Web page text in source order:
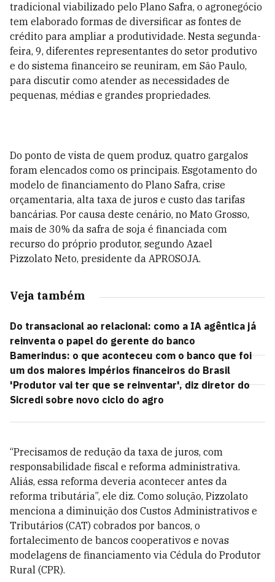
tradicional viabilizado pelo Plano Safra, o agronegócio
tem elaborado formas de diversificar as fontes de
crédito para ampliar a produtividade. Nesta segunda-
feira, 9, diferentes representantes do setor produtivo
e do sistema financeiro se reuniram, em São Paulo,
para discutir como atender as necessidades de
pequenas, médias e grandes propriedades.
Do ponto de vista de quem produz, quatro gargalos
foram elencados como os principais. Esgotamento do
modelo de financiamento do Plano Safra, crise
orçamentaria, alta taxa de juros e custo das tarifas
bancárias. Por causa deste cenário, no Mato Grosso,
mais de 30% da safra de soja é financiada com
recurso do próprio produtor, segundo Azael
Pizzolato Neto, presidente da APROSOJA.
Veja também
Do transacional ao relacional: como a IA agêntica já
reinventa o papel do gerente do banco
Bamerindus: o que aconteceu com o banco que foi
um dos maiores impérios financeiros do Brasil
'Produtor vai ter que se reinventar', diz diretor do
Sicredi sobre novo ciclo do agro
“Precisamos de redução da taxa de juros, com
responsabilidade fiscal e reforma administrativa.
Aliás, essa reforma deveria acontecer antes da
reforma tributária”, ele diz. Como solução, Pizzolato
menciona a diminuição dos Custos Administrativos e
Tributários (CAT) cobrados por bancos, o
fortalecimento de bancos cooperativos e novas
modelagens de financiamento via Cédula do Produtor
Rural (CPR).